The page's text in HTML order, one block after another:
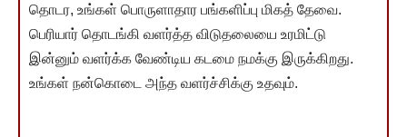
தொடர, உங்கள் பொருளாதார பங்களிப்பு மிகத் தேவை.
பெரியார் தொடங்கி வளர்த்த விடுதலையை உரமிட்டு
இன்னும் வளர்க்க வேண்டிய கடமை நமக்கு இருக்கிறது.
உங்கள் நன்கொடை அந்த வளர்ச்சிக்கு உதவும்.